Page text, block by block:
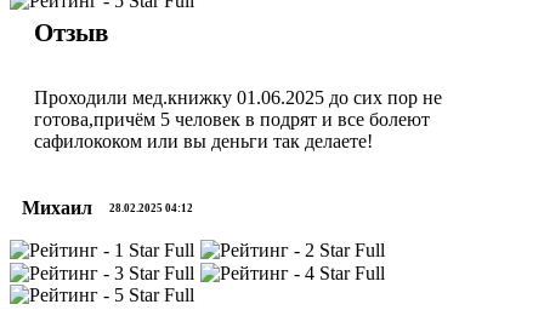
Отзыв
Проходили мед.книжку 01.06.2025 до сих пор не
готова,причём 5 человек в подрят и все болеют
сафилококом или вы деньги так делаете!
Михаил 28.02.2025 04:12